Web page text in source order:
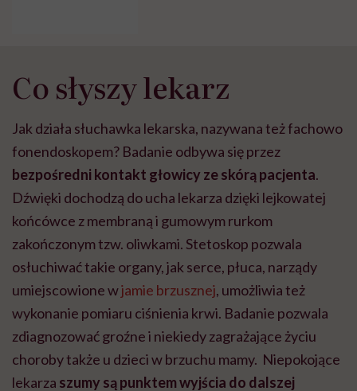
Co słyszy lekarz
Jak działa słuchawka lekarska, nazywana też fachowo
fonendoskopem? Badanie odbywa się przez
bezpośredni kontakt głowicy ze skórą pacjenta.
Dźwięki dochodzą do ucha lekarza dzięki lejkowatej
końcówce z membraną i gumowym rurkom
zakończonym tzw. oliwkami. Stetoskop pozwala
osłuchiwać takie organy, jak serce, płuca, narządy
umiejscowione wjamie brzusznej, umożliwia też
wykonanie pomiaru ciśnienia krwi. Badanie pozwala
zdiagnozować groźne i niekiedy zagrażające życiu
choroby także u dzieci w brzuchu mamy. Niepokojące
lekarza szumy są punktem wyjścia do dalszej